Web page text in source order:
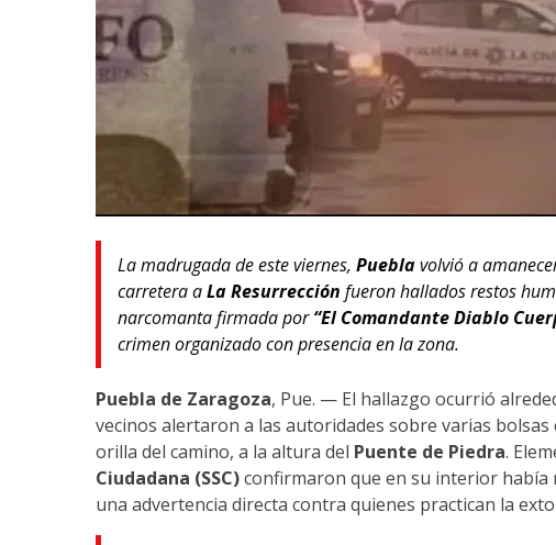
La madrugada de este viernes, Pueblavolvió a
carretera aLa Resurrección fueron hallados restos
narcomanta firmada por“El Comandante Diablo
crimen organizado con presencia en la zona.
Puebla de Zaragoza, Pue. — El hallazgo ocurrió
vecinos alertaron a las autoridades sobre varias
orilla del camino, a la altura del Puente de Piedra.
Ciudadana (SSC)confirmaron que en su interior había
una advertencia directa contra quienes practican la